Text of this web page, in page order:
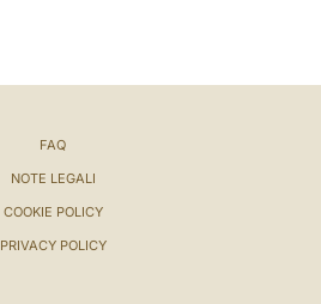
FAQ
NOTE LEGALI
COOKIE POLICY
PRIVACY POLICY